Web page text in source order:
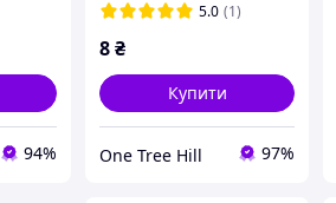
94%
5.0 (1)
8₴
Купити
One Tree Hill 97%